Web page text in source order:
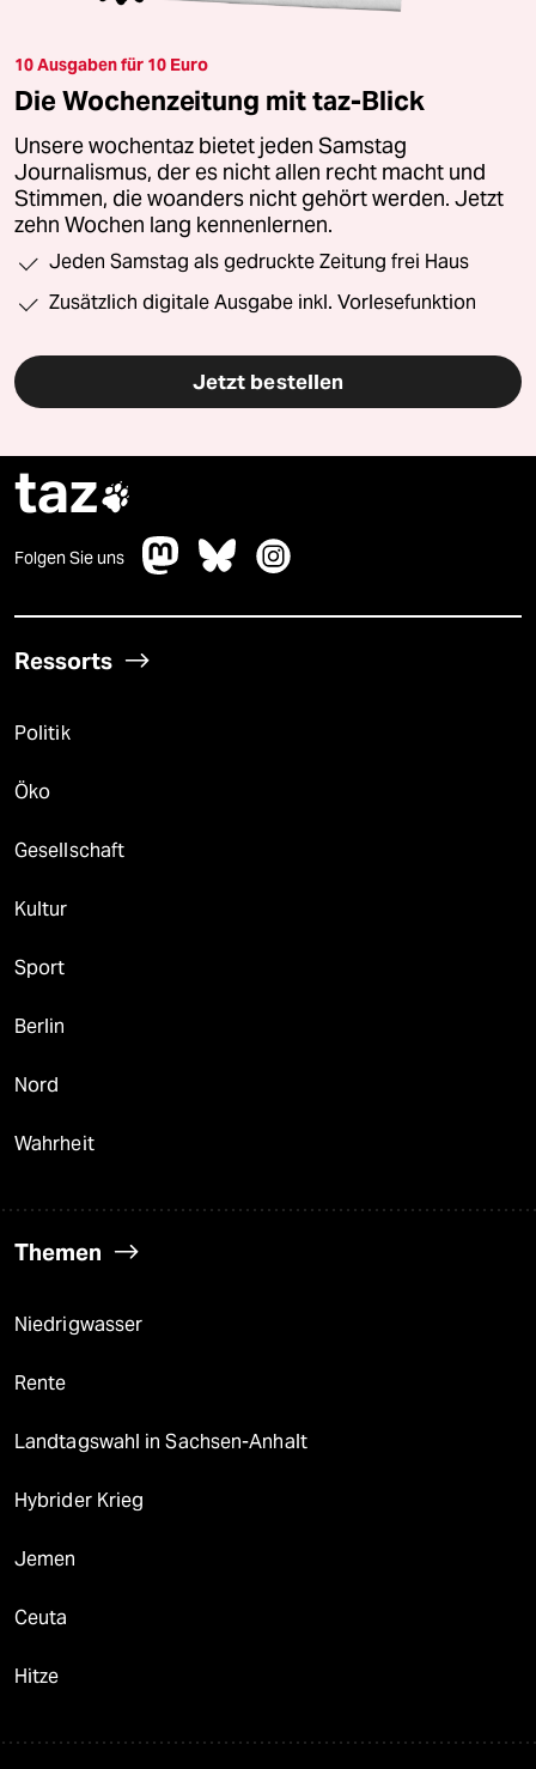
10 Ausgaben für 10 Euro
Die Wochenzeitung mit taz-Blick
Unsere wochentaz bietet jeden Samstag
Journalismus, der es nicht allen recht macht und
Stimmen, die woanders nicht gehört werden. Jetzt
zehn Wochen lang kennenlernen.
Jeden Samstag als gedruckte Zeitung frei Haus
Zusätzlich digitale Ausgabe inkl. Vorlesefunktion
Jetzt bestellen
taz
Folgen Sie uns
Ressorts
Politik
Öko
Gesellschaft
Kultur
Sport
Berlin
Nord
Wahrheit
Themen
Niedrigwasser
Rente
Landtagswahl in Sachsen-Anhalt
Hybrider Krieg
Jemen
Ceuta
Hitze